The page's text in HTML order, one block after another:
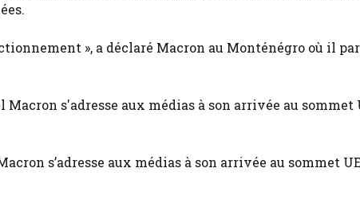
», a déclaré Macron au Monténégro où il
s’adresse aux médias à son arrivée au sommet